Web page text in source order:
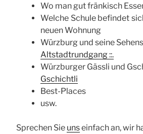
Wo man gut fränkisch
Welche Schule befindet
neuen Wohnung
Würzburg und seine
Altstadtrundgang ::.
Würzburger Gässli und
Gschichtli
Best-Places
usw.
Sprechen Sie unseinfach an, wir